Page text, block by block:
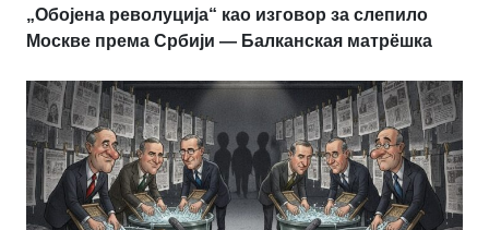
„Обојена револуција“ као изговор за слепило
Москве према Србији — Балканская матрёшка